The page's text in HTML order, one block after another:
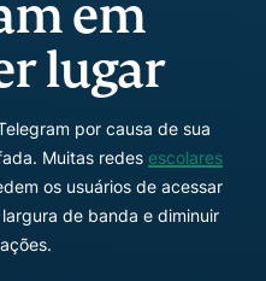
em
lugar
por causa de sua
Muitas redes escolares
os usuários de acessar
de banda e diminuir